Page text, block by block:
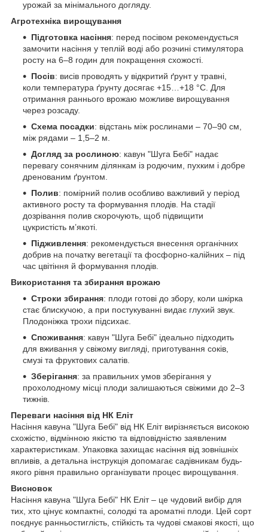
урожай за мінімального догляду.
Агротехніка вирощування
Підготовка насіння: перед посівом рекомендується
замочити насіння у теплій воді або розчині стимулятора
росту на 6–8 годин для покращення схожості.
Посів: висів проводять у відкритий ґрунт у травні,
коли температура ґрунту досягає +15…+18 °C. Для
отримання раннього врожаю можливе вирощування
через розсаду.
Схема посадки: відстань між рослинами – 70–90 см,
між рядами – 1,5–2 м.
Догляд за рослиною: кавун "Шуга Бебі" надає
перевагу сонячним ділянкам із родючим, пухким і добре
дренованим ґрунтом.
Полив: помірний полив особливо важливий у період
активного росту та формування плодів. На стадії
дозрівання полив скорочують, щоб підвищити
цукристість м’якоті.
Підживлення: рекомендується внесення органічних
добрив на початку вегетації та фосфорно-калійних – під
час цвітіння й формування плодів.
Використання та збирання врожаю
Строки збирання: плоди готові до збору, коли шкірка
стає блискучою, а при постукуванні видає глухий звук.
Плодоніжка трохи підсихає.
Споживання: кавун "Шуга Бебі" ідеально підходить
для вживання у свіжому вигляді, приготування соків,
смузі та фруктових салатів.
Зберігання: за правильних умов зберігання у
прохолодному місці плоди залишаються свіжими до 2–3
тижнів.
Переваги насіння від НК Еліт
Насіння кавуна "Шуга Бебі" від НК Еліт вирізняється високою
схожістю, відмінною якістю та відповідністю заявленим
характеристикам. Упаковка захищає насіння від зовнішніх
впливів, а детальна інструкція допомагає садівникам будь-
якого рівня правильно організувати процес вирощування.
Висновок
Насіння кавуна "Шуга Бебі" НК Еліт – це чудовий вибір для
тих, хто цінує компактні, солодкі та ароматні плоди. Цей сорт
поєднує ранньостиглість, стійкість та чудові смакові якості, що